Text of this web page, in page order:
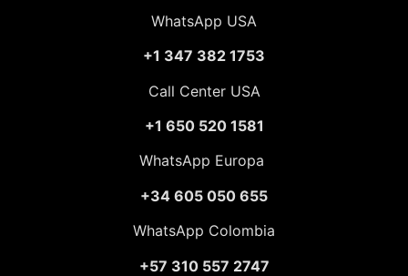
WhatsApp USA
+1 347 382 1753
Call Center USA
+1 650 520 1581
WhatsApp Europa
+34 605 050 655
WhatsApp Colombia
+57 310 557 2747